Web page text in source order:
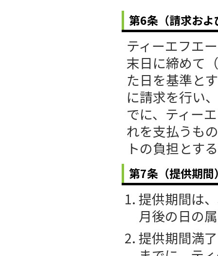
第6条（請求お
ティーエフエ
末日に締めて
た日を基準と
に請求を行い
でに、ティー
れを支払うも
トの負担とす
第7条（提供期間
提供期間は
月後の日の
提供期間満